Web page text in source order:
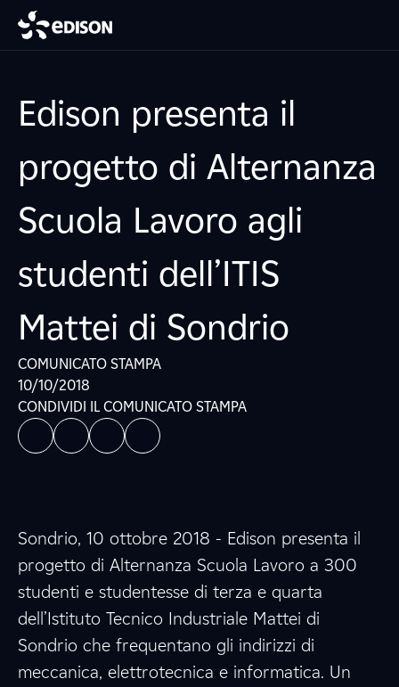
Edison presenta il
progetto di Alternanza
Scuola Lavoro agli
studenti dell’ITIS
Mattei di Sondrio
COMUNICATO STAMPA
10/10/2018
CONDIVIDI IL COMUNICATO STAMPA
Sondrio, 10 ottobre 2018 - Edison presenta il
progetto di Alternanza Scuola Lavoro a 300
studenti e studentesse di terza e quarta
dell’Istituto Tecnico Industriale Mattei di
Sondrio che frequentano gli indirizzi di
meccanica, elettrotecnica e informatica. Un